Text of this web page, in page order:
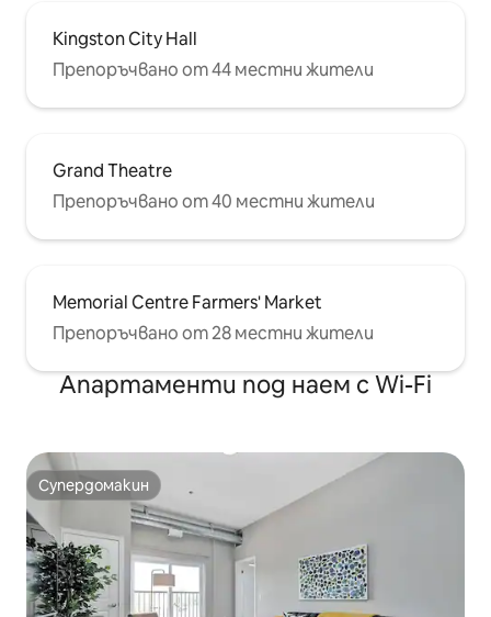
Kingston City Hall
Препоръчвано от 44 местни жители
Grand Theatre
Препоръчвано от 40 местни жители
Memorial Centre Farmers' Market
Препоръчвано от 28 местни жители
Апартаменти под наем с Wi-Fi
Супердомакин
Супердомакин